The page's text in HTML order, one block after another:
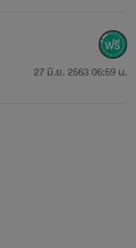
27 มิ.ย. 2563 06:59 น.